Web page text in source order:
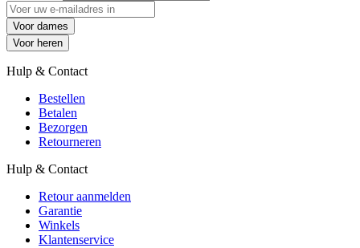
Voor dames
Voor heren
Hulp & Contact
Bestellen
Betalen
Bezorgen
Retourneren
Hulp & Contact
Retour aanmelden
Garantie
Winkels
Klantenservice